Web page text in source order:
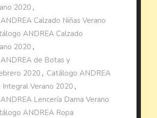
2020 ,
Calzado Niñas Verano
ANDREA Calzado
2020 ,
de Botas y
2020 , Catálogo ANDREA
Integral Verano 2020 ,
Lencería Dama Verano
ANDREA Ropa